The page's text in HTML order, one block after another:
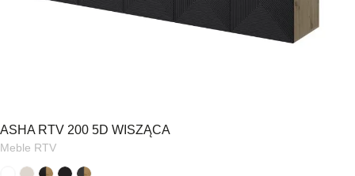
ASHA RTV 200 5D WISZĄCA
Meble RTV